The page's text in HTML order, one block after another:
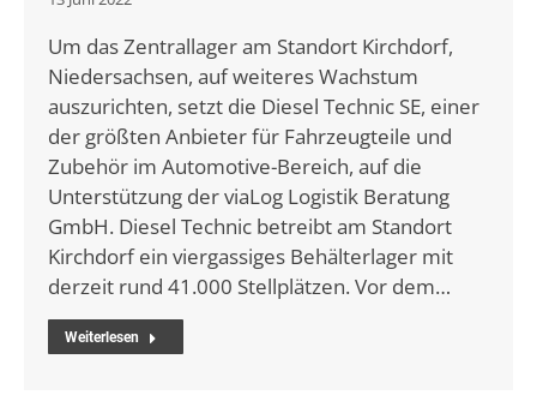
Um das Zentrallager am Standort Kirchdorf,
Niedersachsen, auf weiteres Wachstum
auszurichten, setzt die Diesel Technic SE, einer
der größten Anbieter für Fahrzeugteile und
Zubehör im Automotive-Bereich, auf die
Unterstützung der viaLog Logistik Beratung
GmbH. Diesel Technic betreibt am Standort
Kirchdorf ein viergassiges Behälterlager mit
derzeit rund 41.000 Stellplätzen. Vor dem…
Weiterlesen